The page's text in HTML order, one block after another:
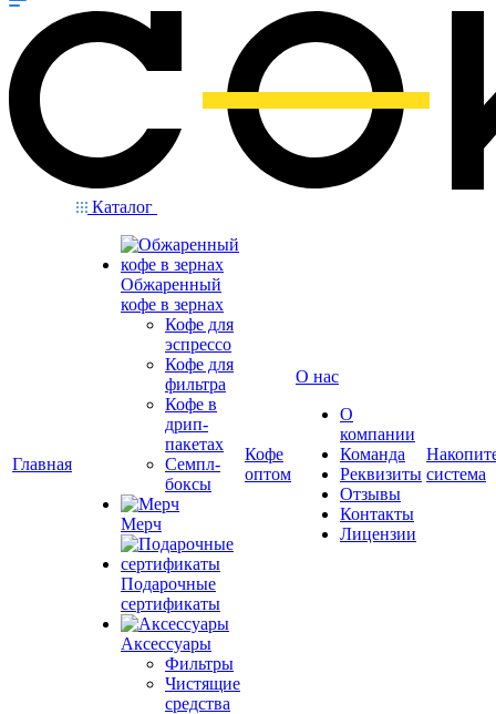
Главная
Каталог
Обжаренный
кофе в зернах
Кофе для
эспрессо
Кофе для
фильтра
Кофе в
дрип-
пакетах
Семпл-
боксы
Мерч
Подарочные
сертификаты
Аксессуары
Фильтры
Чистящие
средства
Кофе
оптом
О нас
О
компании
Команда
Реквизиты
Отзывы
Контакты
Лицензии
система